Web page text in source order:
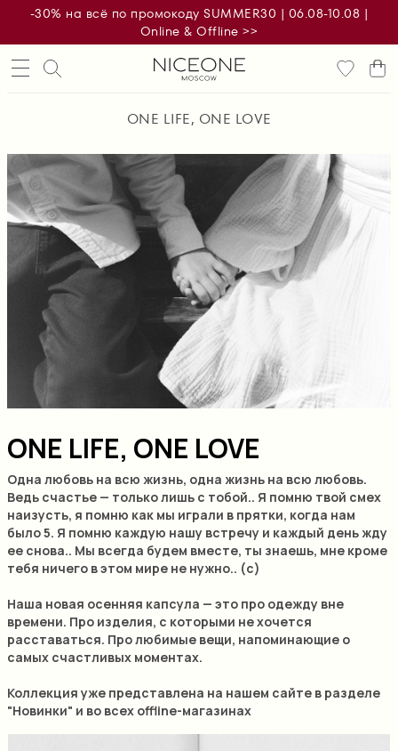
-30% на всё по промокоду SUMMER30 | 06.08-10.08 |
Online & Offline >>
ONE LIFE, ONE LOVE
ONE LIFE, ONE LOVE
Одна любовь на всю жизнь, одна жизнь на всю любовь.
Ведь счастье — только лишь с тобой.. Я помню твой смех
наизусть, я помню как мы играли в прятки, когда нам
было 5. Я помню каждую нашу встречу и каждый день жду
ее снова.. Мы всегда будем вместе, ты знаешь, мне кроме
тебя ничего в этом мире не нужно.. (с)
Наша новая осенняя капсула — это про одежду вне
времени. Про изделия, с которыми не хочется
расставаться. Про любимые вещи, напоминающие о
самых счастливых моментах.
Коллекция уже представлена на нашем сайте в разделе
"Новинки" и во всех offline-магазинах